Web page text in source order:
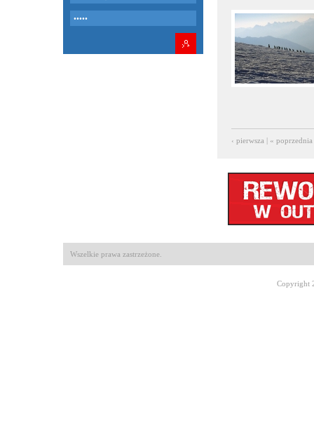
‹ pierwsza | « poprzednia
Wszelkie prawa zastrzeżone.
Copyright